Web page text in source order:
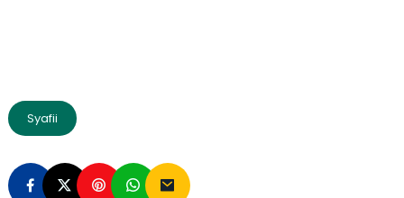
Syafii